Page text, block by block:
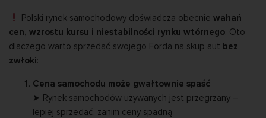
Polski rynek samochodowy doświadcza obecniewahań
cen, wzrostu kursu i niestabilności rynku wtórnego. Oto
dlaczego warto sprzedać swojego Forda na skup aut bez
zwłoki:
Cena samochodu może gwałtownie spaść
➤ Rynek samochodów używanych jest przegrzany –
lepiej sprzedać, zanim ceny spadną